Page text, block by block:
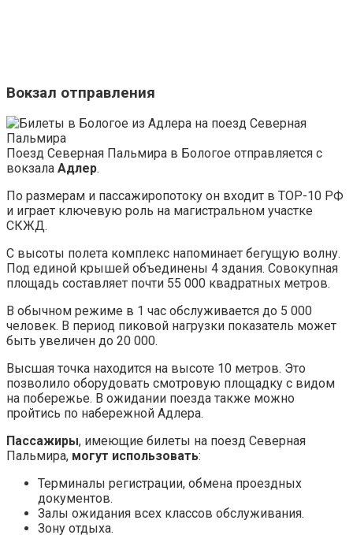
Вокзал отправления
Поезд Северная Пальмира в Бологое отправляется с
вокзала Адлер.
По размерам и пассажиропотоку он входит в ТОР-10 РФ
и играет ключевую роль на магистральном участке
СКЖД.
С высоты полета комплекс напоминает бегущую волну.
Под единой крышей объединены 4 здания. Совокупная
площадь составляет почти 55 000 квадратных метров.
В обычном режиме в 1 час обслуживается до 5 000
человек. В период пиковой нагрузки показатель может
быть увеличен до 20 000.
Высшая точка находится на высоте 10 метров. Это
позволило оборудовать смотровую площадку с видом
на побережье. В ожидании поезда также можно
пройтись по набережной Адлера.
Пассажиры, имеющие билеты на поезд Северная
Пальмира, могут использовать:
Терминалы регистрации, обмена проездных
документов.
Залы ожидания всех классов обслуживания.
Зону отдыха.